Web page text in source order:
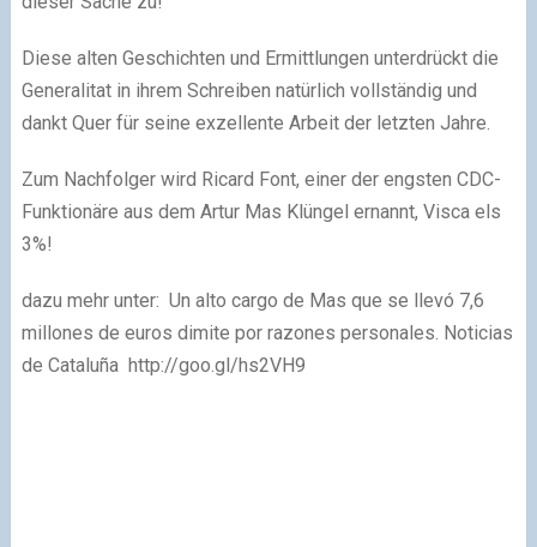
Diese alten Geschichten und Ermittlungen unterdrückt die
Generalitat in ihrem Schreiben natürlich vollständig und
dankt Quer für seine exzellente Arbeit der letzten Jahre.
Zum Nachfolger wird Ricard Font, einer der engsten CDC-
Funktionäre aus dem Artur Mas Klüngel ernannt, Visca els
3%!
dazu mehr unter: Un alto cargo de Mas que se llevó 7,6
millones de euros dimite por razones personales. Noticias
de Cataluña http://goo.gl/hs2VH9